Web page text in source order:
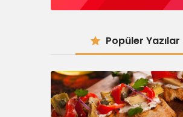
Popüler Yazılar